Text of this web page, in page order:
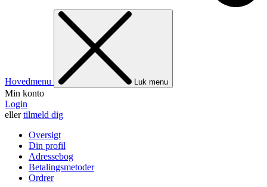
Hovedmenu Luk menu
Min konto
Login
ellertilmeld dig
Oversigt
Din profil
Adressebog
Betalingsmetoder
Ordrer